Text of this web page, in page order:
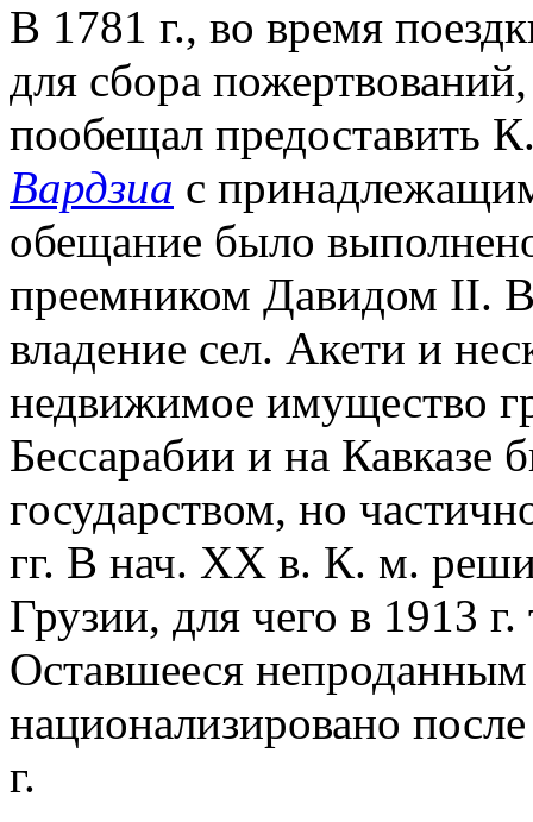
В 1781 г., во время
для сбора
пообещал предоставить
Вардзиа с
обещание было
преемником Давидом II.
владение сел. Акети и
недвижимое имущество
Бессарабии и на Кавказе
государством, но
гг. В нач. ХХ в. К. м.
Грузии, для чего в 1913
Оставшееся
национализировано
г.